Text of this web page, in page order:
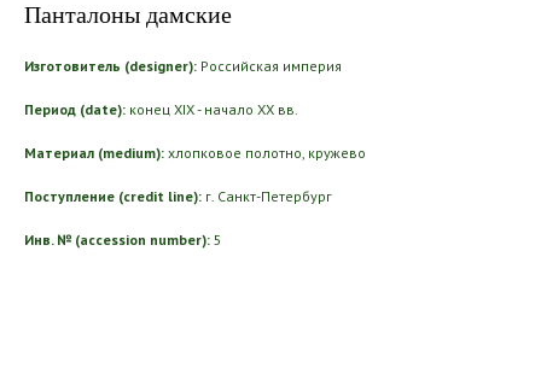
Панталоны дамские
Изготовитель (designer): Российская империя
Период (date): конец XIX - начало ХХ вв.
Материал (medium): хлопковое полотно, кружево
Поступление (credit line): г. Санкт-Петербург
Инв. № (accession number): 5